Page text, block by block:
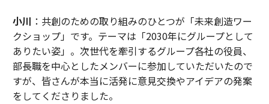
小川 ：共創のための取り組みのひとつが「未来創造ワー
クショップ」です。テーマは「2030年にグループとして
ありたい姿」。次世代を牽引するグループ各社の役員、
部長職を中心としたメンバーに参加していただいたので
すが、皆さんが本当に活発に意見交換やアイデアの発案
をしてくださりました。